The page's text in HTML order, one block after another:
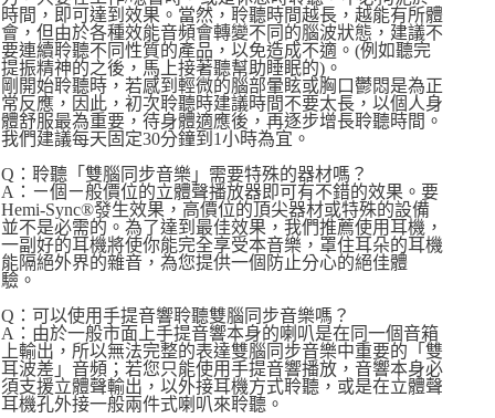
時間，即可達到效果。當然，聆聽時間越長，越能有所體
會，但由於各種效能音頻會轉變不同的腦波狀態，建議不
要連續聆聽不同性質的產品，以免造成不適。(例如聽完
提振精神的之後，馬上接著聽幫助睡眠的)。
剛開始聆聽時，若感到輕微的腦部暈眩或胸口鬱悶是為正
常反應，因此，初次聆聽時建議時間不要太長，以個人身
體舒服最為重要，待身體適應後，再逐步增長聆聽時間。
我們建議每天固定30分鐘到1小時為宜。
Q：聆聽「雙腦同步音樂」需要特殊的器材嗎？
A：ㄧ個ㄧ般價位的立體聲播放器即可有不錯的效果。要
Hemi-Sync®發生效果，高價位的頂尖器材或特殊的設備
並不是必需的。為了達到最佳效果，我們推薦使用耳機，
一副好的耳機將使你能完全享受本音樂，罩住耳朵的耳機
能隔絕外界的雜音，為您提供一個防止分心的絕佳體
驗。
Q：可以使用手提音響聆聽雙腦同步音樂嗎？
A：由於一般市面上手提音響本身的喇叭是在同一個音箱
上輸出，所以無法完整的表達雙腦同步音樂中重要的「雙
耳波差」音頻；若您只能使用手提音響播放，音響本身必
須支援立體聲輸出，以外接耳機方式聆聽，或是在立體聲
耳機孔外接一般兩件式喇叭來聆聽。